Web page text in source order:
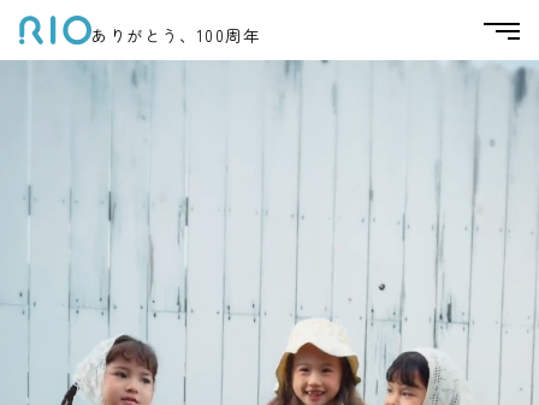
ありがとう、100周年